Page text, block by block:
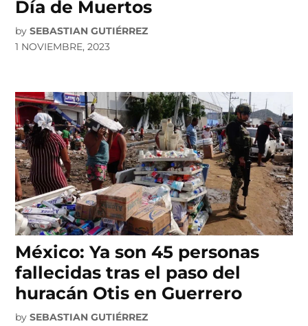
Día de Muertos
by SEBASTIAN GUTIÉRREZ
1 NOVIEMBRE, 2023
México: Ya son 45 personas
fallecidas tras el paso del
huracán Otis en Guerrero
by SEBASTIAN GUTIÉRREZ